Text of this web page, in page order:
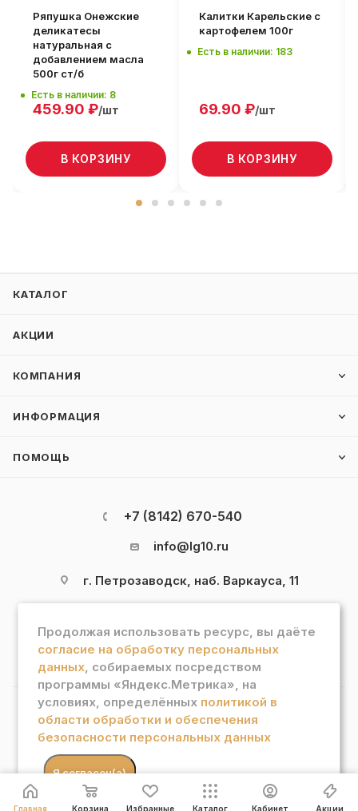
Ряпушка Онежские
деликатесы
натуральная с
добавлением масла
500г ст/б
Есть в наличии: 8
459.90 ₽/шт
В КОРЗИНУ
Калитки Карельские с
картофелем 100г
Есть в наличии: 183
69.90 ₽/шт
В КОРЗИНУ
КАТАЛОГ
АКЦИИ
КОМПАНИЯ
ИНФОРМАЦИЯ
ПОМОЩЬ
+7 (8142) 670-540
info@lg10.ru
г. Петрозаводск, наб. Варкауса, 11
2026 © Интернет магазин "Лотос Гурман"
Продолжая использовать ресурс, вы даёте
согласие на обработку персональных
данных, собираемых посредством
программы «Яндекс.Метрика», на
условиях, определённых политикой в
области обработки и обеспечения
безопасности персональных данных
. Я согласен(а)
Главная Корзина Избранные Каталог Кабинет Акции